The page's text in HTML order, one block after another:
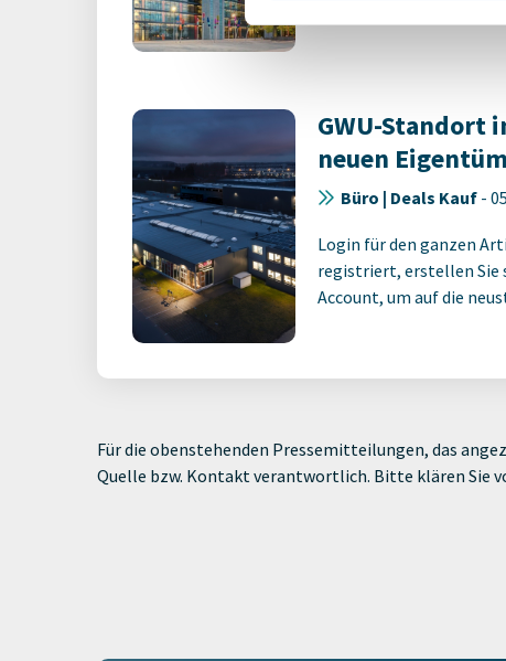
GWU-Standort
neuen
Büro | Deals Kauf -
Login für den ganzen
registriert, erstellen Sie
Account, um auf die
Für die obenstehenden Pressemitteilungen, das
Quelle bzw. Kontakt verantwortlich. Bitte klären Sie